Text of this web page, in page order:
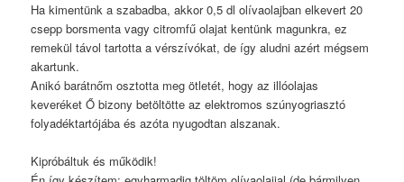
Ha kimentünk a szabadba, akkor 0,5 dl olívaolajban elkevert 20
csepp borsmenta vagy citromfű olajat kentünk magunkra, ez
remekül távol tartotta a vérszívókat, de így aludni azért mégsem
akartunk.
Anikó barátnőm osztotta meg ötletét, hogy az illóolajas
keveréket Ő bizony betöltötte az elektromos szúnyogriasztó
folyadéktartójába és azóta nyugodtan alszanak.
Kipróbáltuk és működik!